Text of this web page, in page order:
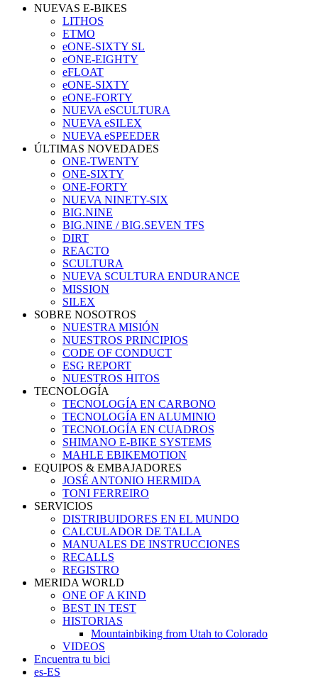
NUEVAS E-BIKES
LITHOS
ETMO
eONE-SIXTY SL
eONE-EIGHTY
eFLOAT
eONE-SIXTY
eONE-FORTY
NUEVA eSCULTURA
NUEVA eSILEX
NUEVA eSPEEDER
ÚLTIMAS NOVEDADES
ONE-TWENTY
ONE-SIXTY
ONE-FORTY
NUEVA NINETY-SIX
BIG.NINE
BIG.NINE / BIG.SEVEN TFS
DIRT
REACTO
SCULTURA
NUEVA SCULTURA ENDURANCE
MISSION
SILEX
SOBRE NOSOTROS
NUESTRA MISIÓN
NUESTROS PRINCIPIOS
CODE OF CONDUCT
ESG REPORT
NUESTROS HITOS
TECNOLOGÍA
TECNOLOGÍA EN CARBONO
TECNOLOGÍA EN ALUMINIO
TECNOLOGÍA EN CUADROS
SHIMANO E-BIKE SYSTEMS
MAHLE EBIKEMOTION
EQUIPOS & EMBAJADORES
JOSÉ ANTONIO HERMIDA
TONI FERREIRO
SERVICIOS
DISTRIBUIDORES EN EL MUNDO
CALCULADOR DE TALLA
MANUALES DE INSTRUCCIONES
RECALLS
REGISTRO
MERIDA WORLD
ONE OF A KIND
BEST IN TEST
HISTORIAS
Mountainbiking from Utah to Colorado
VIDEOS
Encuentra tu bici
es-ES